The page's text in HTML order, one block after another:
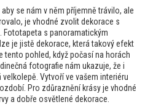
se nám v něm příjemně trávilo, ale
je vhodné zvolit dekorace s
Fototapeta s panoramatickým
je jistě dekorace, která takový efekt
tento pohled, když počasí na horách
fotografie nám ukazuje, že i
Vytvoří ve vašem interiéru
Pro zdůraznění krásy je vhodné
a dobře osvětlené dekorace.